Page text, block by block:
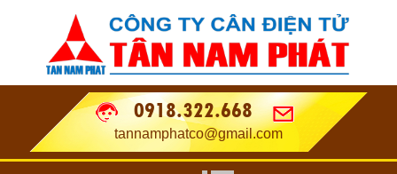
0918.322.668
tannamphatco@gmail.com